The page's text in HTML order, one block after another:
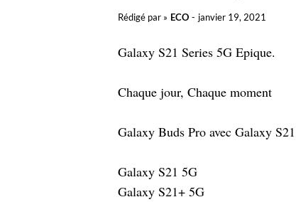
Rédigé par » ECO - janvier 19, 2021
Galaxy S21 Series 5G Epique.
Chaque jour, Chaque moment
Galaxy Buds Pro avec Galaxy
Galaxy S21 5G
Galaxy S21+ 5G